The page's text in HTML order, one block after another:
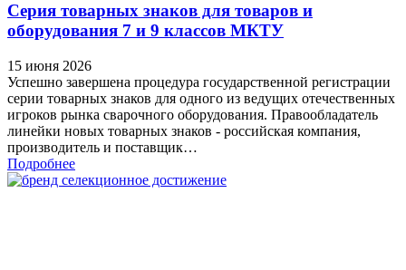
Серия товарных знаков для товаров и
оборудования 7 и 9 классов МКТУ
15 июня 2026
Успешно завершена процедура государственной регистрации
серии товарных знаков для одного из ведущих отечественных
игроков рынка сварочного оборудования. Правообладатель
линейки новых товарных знаков - российская компания,
производитель и поставщик…
Подробнее